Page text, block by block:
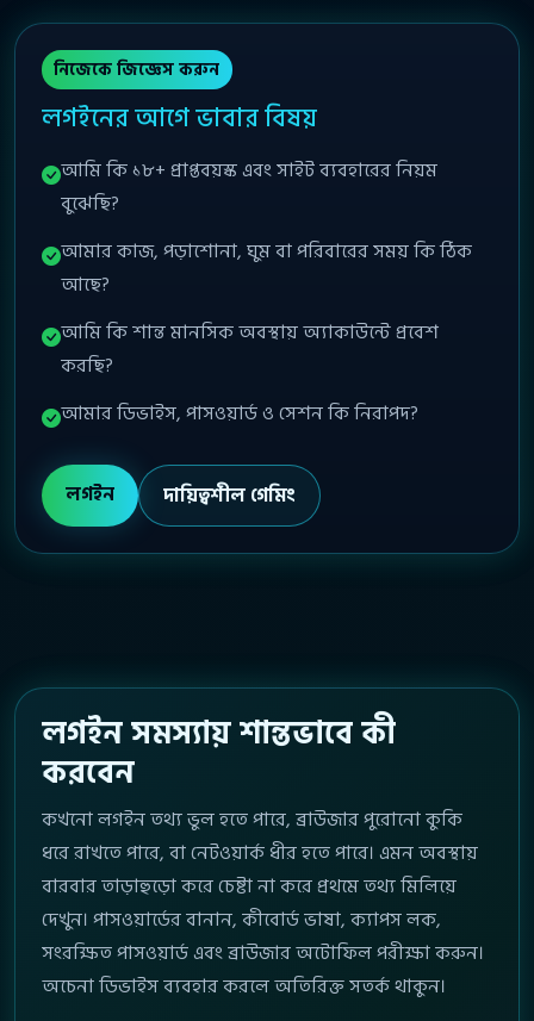
নিজেকে জিজ্ঞেস করুন
লগইনের আগে ভাবার বিষয়
আমি কি ১৮+ প্রাপ্তবয়স্ক এবং সাইট ব্যবহারের নিয়ম
বুঝেছি?
আমার কাজ, পড়াশোনা, ঘুম বা পরিবারের সময় কি ঠিক
আছে?
আমি কি শান্ত মানসিক অবস্থায় অ্যাকাউন্টে প্রবেশ
করছি?
আমার ডিভাইস, পাসওয়ার্ড ও সেশন কি নিরাপদ?
লগইন দায়িত্বশীল গেমিং
লগইন সমস্যায় শান্তভাবে কী
করবেন
কখনো লগইন তথ্য ভুল হতে পারে, ব্রাউজার পুরোনো কুকি
ধরে রাখতে পারে, বা নেটওয়ার্ক ধীর হতে পারে। এমন অবস্থায়
বারবার তাড়াহুড়ো করে চেষ্টা না করে প্রথমে তথ্য মিলিয়ে
দেখুন। পাসওয়ার্ডের বানান, কীবোর্ড ভাষা, ক্যাপস লক,
সংরক্ষিত পাসওয়ার্ড এবং ব্রাউজার অটোফিল পরীক্ষা করুন।
অচেনা ডিভাইস ব্যবহার করলে অতিরিক্ত সতর্ক থাকুন।